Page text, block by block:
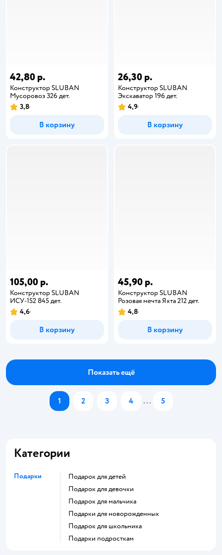
42,80 р.
Конструктор SLUBAN
Мусоровоз 326 дет.
3,8
В корзину
26,30 р.
Конструктор SLUBAN
Экскаватор 196 дет.
4,9
В корзину
105,00 р.
Конструктор SLUBAN
ИСУ-152 845 дет.
4,6
В корзину
45,90 р.
Конструктор SLUBAN
Розовая мечта Яхта 212 дет.
4,8
В корзину
Показать ещё
1 2 3 4 ... 5
Категории
Подарки
Подарок для детей
Подарок для девочки
Подарок для мальчика
Подарки для новорожденных
Подарок для школьника
Подарки подросткам